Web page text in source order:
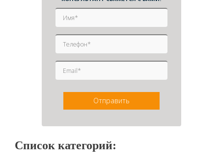
440 450 460 470 480 490 500 510
…
»
Отправить
Список категорий: